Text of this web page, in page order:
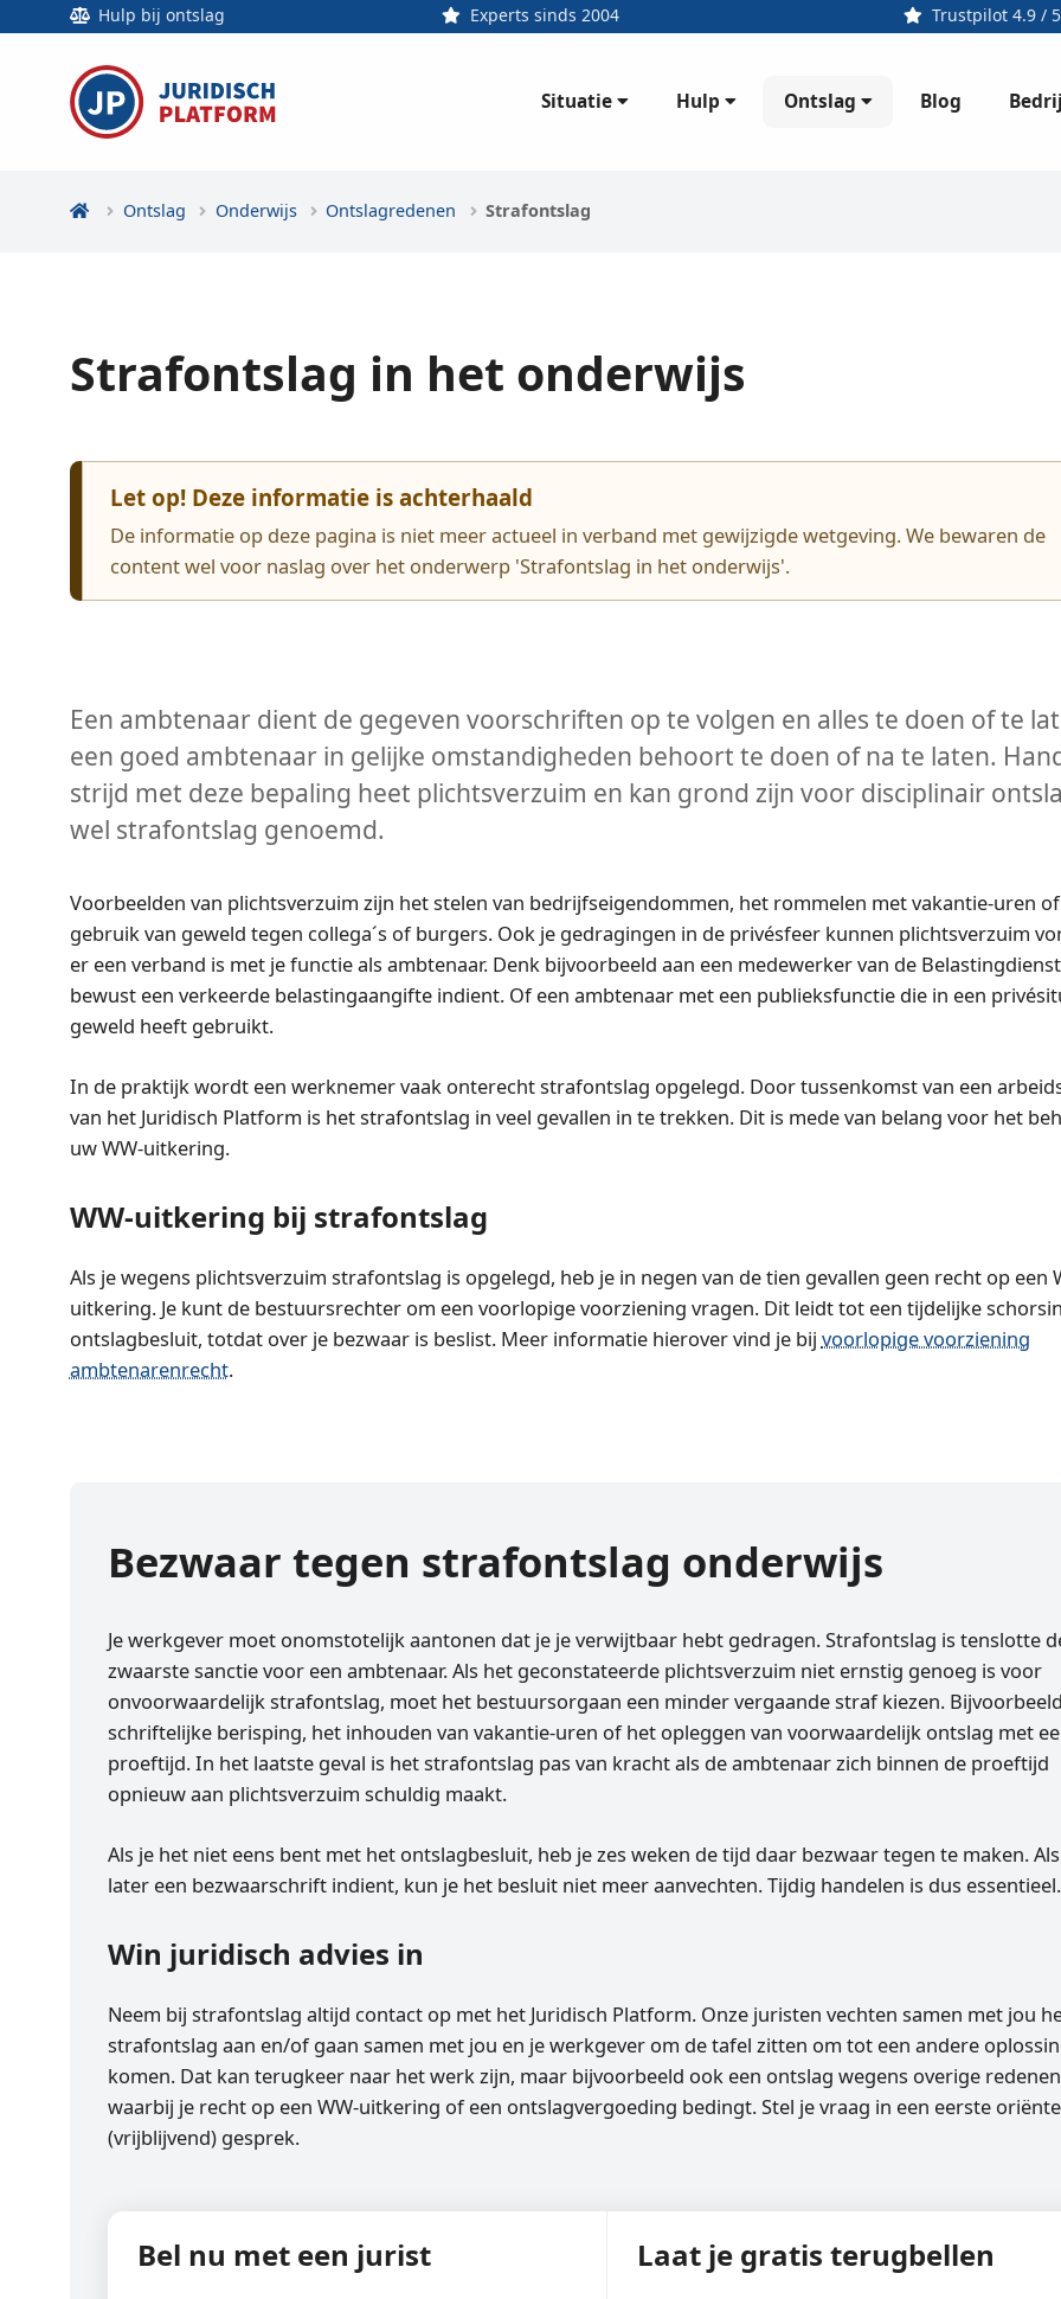
Hulp bij ontslag Experts sinds 2004 Trustpilot 4.9 / 5
Situatie Hulp Ontslag Blog
Ontslag Onderwijs Ontslagredenen Strafontslag
Strafontslag in het onderwijs
Let op! Deze informatie is achterhaald
De informatie op deze pagina is niet meer actueel in verband met gewijzigde wetgeving. We bewaren de
content wel voor naslag over het onderwerp 'Strafontslag in het onderwijs'.
Een ambtenaar dient de gegeven voorschriften op te volgen en alles te doen of te
een goed ambtenaar in gelijke omstandigheden behoort te doen of na te laten.
strijd met deze bepaling heet plichtsverzuim en kan grond zijn voor disciplinair
wel strafontslag genoemd.
Voorbeelden van plichtsverzuim zijn het stelen van bedrijfseigendommen, het rommelen met vakantie-uren
gebruik van geweld tegen collega´s of burgers. Ook je gedragingen in de privésfeer kunnen plichtsverzuim
er een verband is met je functie als ambtenaar. Denk bijvoorbeeld aan een medewerker van de
bewust een verkeerde belastingaangifte indient. Of een ambtenaar met een publieksfunctie die in een
geweld heeft gebruikt.
In de praktijk wordt een werknemer vaak onterecht strafontslag opgelegd. Door tussenkomst van een
van het Juridisch Platform is het strafontslag in veel gevallen in te trekken. Dit is mede van belang voor het
uw WW-uitkering.
WW-uitkering bij strafontslag
Als je wegens plichtsverzuim strafontslag is opgelegd, heb je in negen van de tien gevallen geen recht op een
uitkering. Je kunt de bestuursrechter om een voorlopige voorziening vragen. Dit leidt tot een tijdelijke
ontslagbesluit, totdat over je bezwaar is beslist. Meer informatie hierover vind je bij voorlopige voorziening
ambtenarenrecht.
Bezwaar tegen strafontslag onderwijs
Je werkgever moet onomstotelijk aantonen dat je je verwijtbaar hebt gedragen. Strafontslag is tenslotte
zwaarste sanctie voor een ambtenaar. Als het geconstateerde plichtsverzuim niet ernstig genoeg is voor
onvoorwaardelijk strafontslag, moet het bestuursorgaan een minder vergaande straf kiezen.
schriftelijke berisping, het inhouden van vakantie-uren of het opleggen van voorwaardelijk ontslag met
proeftijd. In het laatste geval is het strafontslag pas van kracht als de ambtenaar zich binnen de proeftijd
opnieuw aan plichtsverzuim schuldig maakt.
Als je het niet eens bent met het ontslagbesluit, heb je zes weken de tijd daar bezwaar tegen te maken.
later een bezwaarschrift indient, kun je het besluit niet meer aanvechten. Tijdig handelen is dus essentieel.
Win juridisch advies in
Neem bij strafontslag altijd contact op met het Juridisch Platform. Onze juristen vechten samen met jou
strafontslag aan en/of gaan samen met jou en je werkgever om de tafel zitten om tot een andere
komen. Dat kan terugkeer naar het werk zijn, maar bijvoorbeeld ook een ontslag wegens overige
waarbij je recht op een WW-uitkering of een ontslagvergoeding bedingt. Stel je vraag in een eerste
(vrijblijvend) gesprek.
Bel nu met een jurist Laat je gratis terugbellen